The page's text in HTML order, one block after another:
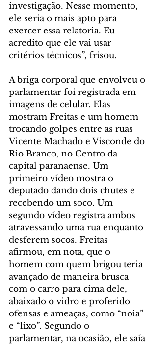
investigação. Nesse momento,
ele seria o mais apto para
exercer essa relatoria. Eu
acredito que ele vai usar
critérios técnicos”, frisou.
A briga corporal que envolveu o
parlamentar foi registrada em
imagens de celular. Elas
mostram Freitas e um homem
trocando golpes entre as ruas
Vicente Machado e Visconde do
Rio Branco, no Centro da
capital paranaense. Um
primeiro vídeo mostra o
deputado dando dois chutes e
recebendo um soco. Um
segundo vídeo registra ambos
atravessando uma rua enquanto
desferem socos. Freitas
afirmou, em nota, que o
homem com quem brigou teria
avançado de maneira brusca
com o carro para cima dele,
abaixado o vidro e proferido
ofensas e ameaças, como “noia”
e “lixo”. Segundo o
parlamentar, na ocasião, ele saía